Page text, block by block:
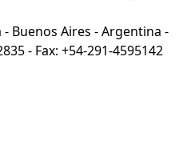
- Buenos Aires - Argentina -
- Fax: +54-291-4595142